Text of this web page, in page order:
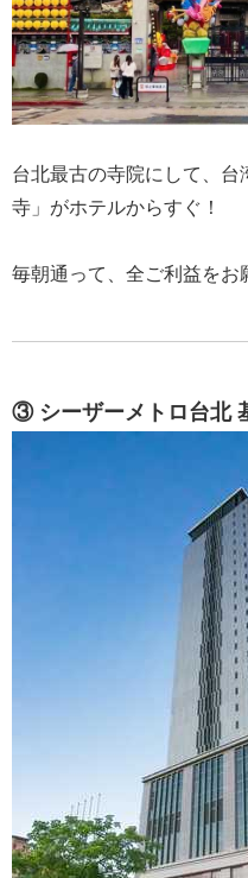
台北最古の寺院にして、
寺」がホテルからすぐ！
毎朝通って、全ご利益をお
③ シーザーメトロ台北